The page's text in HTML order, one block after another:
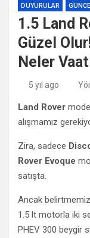
DUYURULAR
1.5 Land
Güzel
Neler
5 yıl ago
Land Rover
alışmamız
Zira, sadece
Rover Evoque
satışta.
Ancak
1.5 lt motorla iki
PHEV 300 beygir